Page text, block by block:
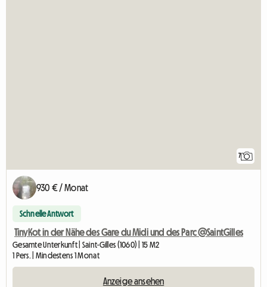
7
930 € / Monat
Schnelle Antwort
TinyKot in der Nähe des Gare du Midi und des Parc @SaintGilles
Gesamte Unterkunft | Saint-Gilles (1060) | 15 M2
1 Pers. | Mindestens 1 Monat
Anzeige ansehen